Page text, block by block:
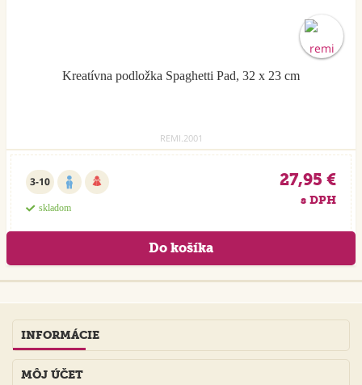
Kreatívna podložka Spaghetti Pad, 32 x 23 cm
REMI.2001
3-10
skladom
27,95 €
s DPH
INFORMÁCIE
MÔJ ÚČET